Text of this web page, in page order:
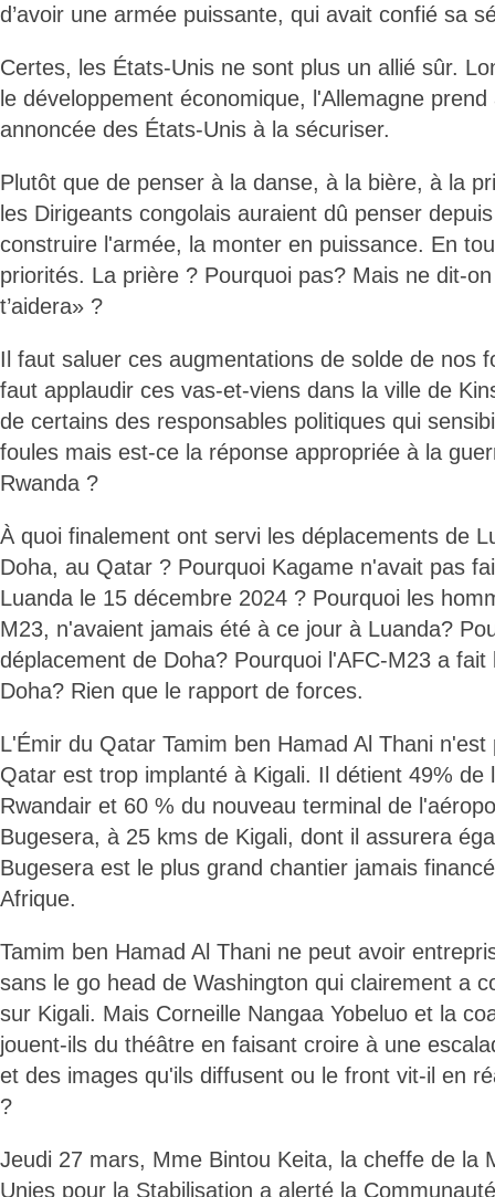
d’avoir une armée puissante, qui avait confié sa
Certes, les États-Unis ne sont plus un allié sûr.
le développement économique, l'Allemagne
annoncée des États-Unis à la sécuriser.
Plutôt que de penser à la danse, à la bière, à la
les Dirigeants congolais auraient dû penser
construire l'armée, la monter en puissance. En
priorités. La prière ? Pourquoi pas? Mais ne dit-
t’aidera» ?
Il faut saluer ces augmentations de solde de nos
faut applaudir ces vas-et-viens dans la ville de
de certains des responsables politiques qui
foules mais est-ce la réponse appropriée à la
Rwanda ?
À quoi finalement ont servi les déplacements de
Doha, au Qatar ? Pourquoi Kagame n'avait pas
Luanda le 15 décembre 2024 ? Pourquoi les
M23, n'avaient jamais été à ce jour à Luanda?
déplacement de Doha? Pourquoi l'AFC-M23 a fait
Doha? Rien que le rapport de forces.
L'Émir du Qatar Tamim ben Hamad Al Thani
Qatar est trop implanté à Kigali. Il détient 49% de
Rwandair et 60 % du nouveau terminal de
Bugesera, à 25 kms de Kigali, dont il assurera
Bugesera est le plus grand chantier jamais
Afrique.
Tamim ben Hamad Al Thani ne peut avoir
sans le go head de Washington qui clairement a
sur Kigali. Mais Corneille Nangaa Yobeluo et la
jouent-ils du théâtre en faisant croire à une
et des images qu'ils diffusent ou le front vit-il en
?
Jeudi 27 mars, Mme Bintou Keita, la cheffe de la
Unies pour la Stabilisation a alerté la